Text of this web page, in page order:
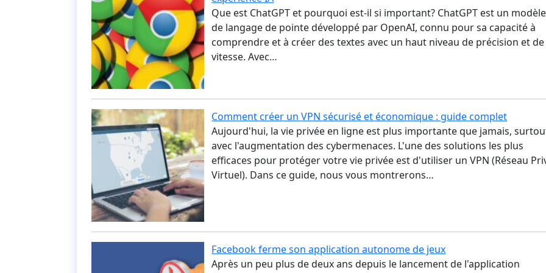
Que est ChatGPT et pourquoi est-il si important? ChatGPT est un modèle
de langage de pointe développé par OpenAI, connu pour sa capacité à
comprendre et à créer des textes avec un haut niveau de précision et de
vitesse. Avec…
Comment créer un VPN sécurisé et économique : guide complet
Aujourd'hui, la vie privée en ligne est plus importante que jamais,
avec l'augmentation des cybermenaces. L'une des solutions les plus
efficaces pour protéger votre vie privée est d'utiliser un VPN (Réseau
Virtuel). Dans ce guide, nous vous montrerons…
Facebook ferme son application autonome de jeux
Après un peu plus de deux ans depuis le lancement de l'application